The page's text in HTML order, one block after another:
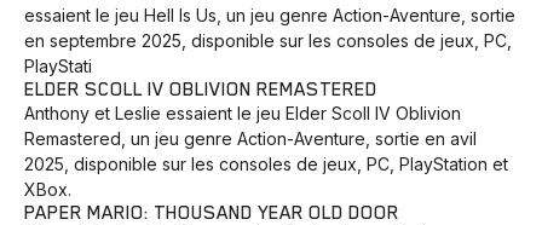
essaient le jeu Hell Is Us, un jeu genre Action-Aventure, sortie
en septembre 2025, disponible sur les consoles de jeux, PC,
PlayStati
ELDER SCOLL IV OBLIVION REMASTERED
Anthony et Leslie essaient le jeu Elder Scoll IV Oblivion
Remastered, un jeu genre Action-Aventure, sortie en avil
2025, disponible sur les consoles de jeux, PC, PlayStation et
XBox.
PAPER MARIO: THOUSAND YEAR OLD DOOR